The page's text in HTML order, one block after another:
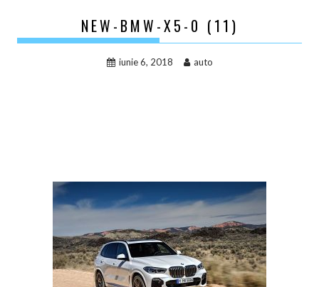
NEW-BMW-X5-0 (11)
iunie 6, 2018 auto